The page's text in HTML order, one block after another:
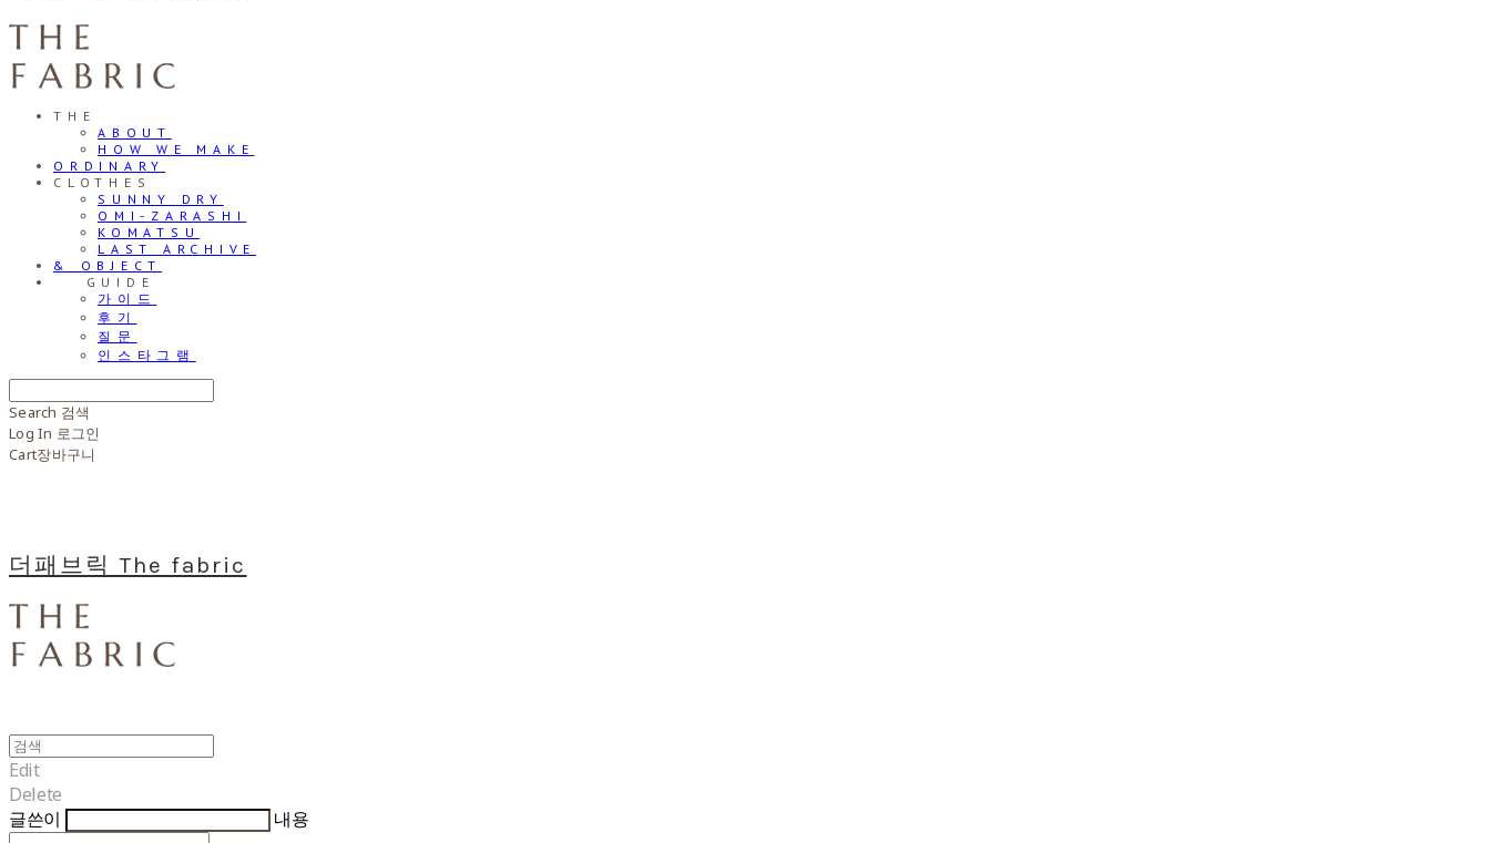
THE
ABOUT
HOW WE MAKE
ORDINARY
CLOTHES
SUNNY DRY
OMI-ZARASHI
KOMATSU
LAST ARCHIVE
& OBJECT
⠀⠀GUIDE
가이드
후기
질문
인스타그램
Search 검색
Log In 로그인
Cart장바구니
더패브릭 The fabric
Edit
Delete
글쓴이
내용